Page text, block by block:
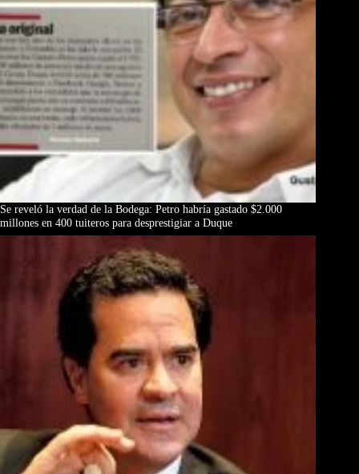
Se reveló la verdad de la Bodega: Petro habría gastado $2.000
millones en 400 tuiteros para desprestigiar a Duque